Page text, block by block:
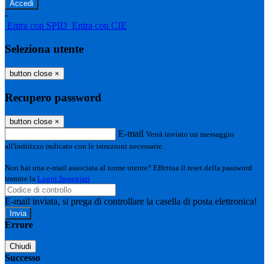
-
Entra con SPID Entra con CIE
Seleziona utente
button close ×
Recupero password
button close ×
E-mail Verrà inviato un messaggio
all'indirizzo indicato con le istruzioni necessarie.
Non hai una e-mail associata al nome utente? Effettua il reset della password
tramite la Login Spaggiari
E-mail inviata, si prega di controllare la casella di posta elettronica!
Errore
Chiudi
Successo